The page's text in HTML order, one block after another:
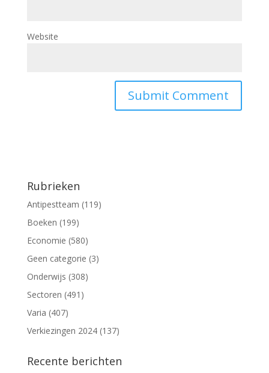
Website
Rubrieken
Antipestteam (119)
Boeken (199)
Economie (580)
Geen categorie (3)
Onderwijs (308)
Sectoren (491)
Varia (407)
Verkiezingen 2024(137)
Recente berichten